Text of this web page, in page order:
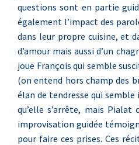
questions sont en partie
également l’impact des
dans leur propre cuisine, et
d’amour mais aussi d’un
joue François qui semble
(on entend hors champ des
élan de tendresse qui
qu’elle s’arrête, mais
improvisation guidée
pour faire ces prises. Ces